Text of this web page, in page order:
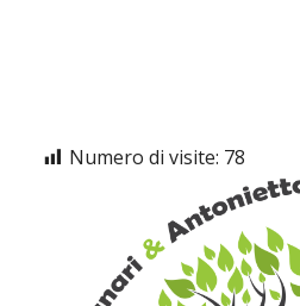
Numero di visite: 78